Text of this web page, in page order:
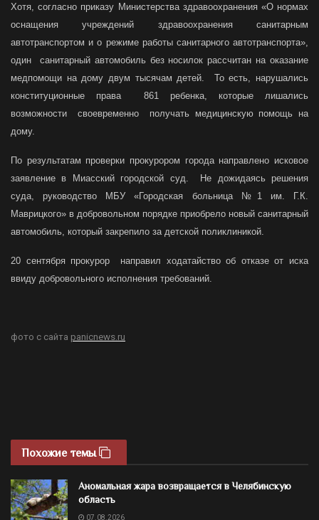
Хотя, согласно приказу Министерства здравоохранения «О нормах
оснащения учреждений здравоохранения санитарным
автотранспортом и о режиме работы санитарного автотранспорта»,
один санитарный автомобиль без носилок рассчитан на оказание
медпомощи на дому двум тысячам детей. То есть, нарушались
конституционные права 861 ребенка, которые лишались
возможности своевременно получать медицинскую помощь на
дому.
По результатам проверки прокурором города направлено исковое
заявление в Миасский городской суд. Не дожидаясь решения
суда, руководство МБУ «Городская больница №1 им. Г.К.
Маврицкого» в добровольном порядке приобрело новый санитарный
автомобиль, который закрепило за детской поликлиникой.
20 сентября прокурор направил ходатайство об отказе от иска
ввиду добровольного исполнения требований.
фото с сайта panicnews.ru
Похожие темы
Аномальная жара возвращается в Челябинскую
область
07.08.2026